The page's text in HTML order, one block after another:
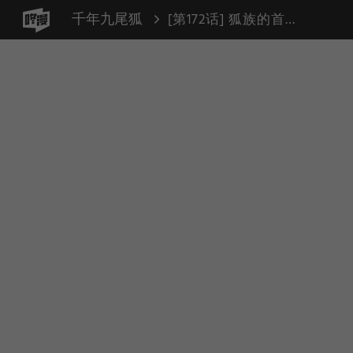
千年九尾狐 [第172话] 狐族的首长